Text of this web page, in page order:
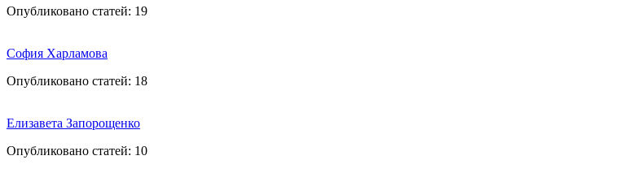
Опубликовано статей: 19
София Харламова
Опубликовано статей: 18
Елизавета Запорощенко
Опубликовано статей: 10